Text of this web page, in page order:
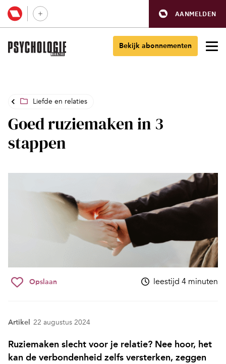
AANMELDEN
Bekijk abonnementen
Liefde en relaties
Goed ruziemaken in 3
stappen
Opslaan leestijd 4 minuten
Artikel 22 augustus 2024
Ruziemaken slecht voor je relatie? Nee hoor, het
kan de verbondenheid zelfs versterken, zeggen